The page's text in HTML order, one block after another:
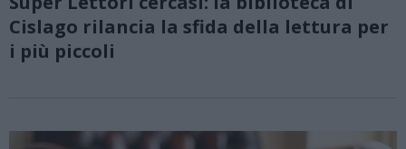
Cislago rilancia la sfida della lettura per
i più piccoli